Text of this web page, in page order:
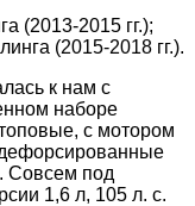
(2013-2015 гг.);
(2015-2018 гг.).
к нам с
наборе
с мотором
Совсем под
1,6 л, 105 л. с.